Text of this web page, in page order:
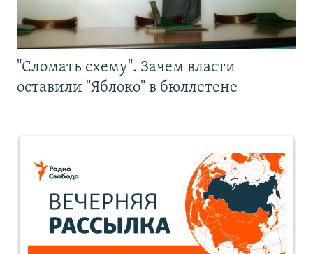
"Сломать схему". Зачем власти
оставили "Яблоко" в бюллетене